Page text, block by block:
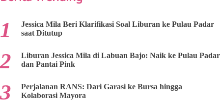
Jessica Mila Beri Klarifikasi Soal Liburan ke Pulau Padar
saat Ditutup
Liburan Jessica Mila di Labuan Bajo: Naik ke Pulau Padar
dan Pantai Pink
Perjalanan RANS: Dari Garasi ke Bursa hingga
Kolaborasi Mayora